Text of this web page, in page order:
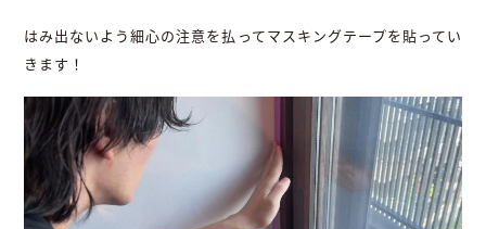
はみ出ないよう細心の注意を払ってマスキングテープを貼ってい
きます！